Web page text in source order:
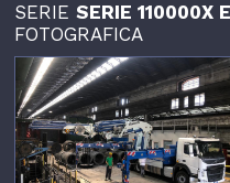
SERIESERIE 110000X
FOTOGRAFICA